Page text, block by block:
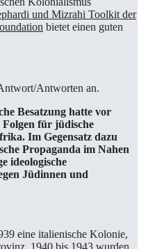
und Mizrahi Toolkit der
bietet einen guten
Antworten an.
Besatzung hatte vor
Folgen für jüdische
Im Gegensatz dazu
Propaganda im Nahen
ideologische
Jüdinnen und
eine italienische Kolonie,